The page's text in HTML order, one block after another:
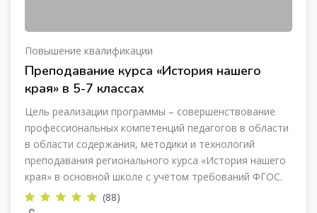
Повышение квалификации
Преподавание курса «История нашего
края» в 5-7 классах
Цель реализации программы – совершенствование
профессиональных компетенций педагогов в области
в области содержания, методики и технологий
преподавания регионального курса «История нашего
края» в основной школе с учётом требований ФГОС.
(88)